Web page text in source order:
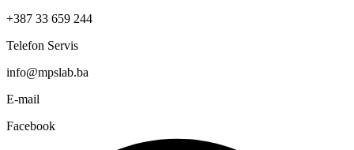
+387 33 659 244
Telefon Servis
info@mpslab.ba
E-mail
Facebook